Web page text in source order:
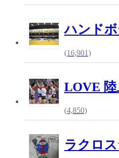
ハンド
(16,901)
LOVE 陸
(4,850)
ラクロ